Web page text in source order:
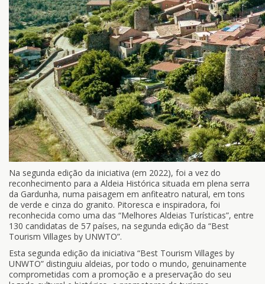
Na segunda edição da iniciativa (em 2022), foi a vez do
reconhecimento para a Aldeia Histórica situada em plena serra
da Gardunha, numa paisagem em anfiteatro natural, em tons
de verde e cinza do granito. Pitoresca e inspiradora, foi
reconhecida como uma das “Melhores Aldeias Turísticas”, entre
130 candidatas de 57 países, na segunda edição da “Best
Tourism Villages by UNWTO”.
Esta segunda edição da iniciativa “Best Tourism Villages by
UNWTO” distinguiu aldeias, por todo o mundo, genuinamente
comprometidas com a promoção e a preservação do seu